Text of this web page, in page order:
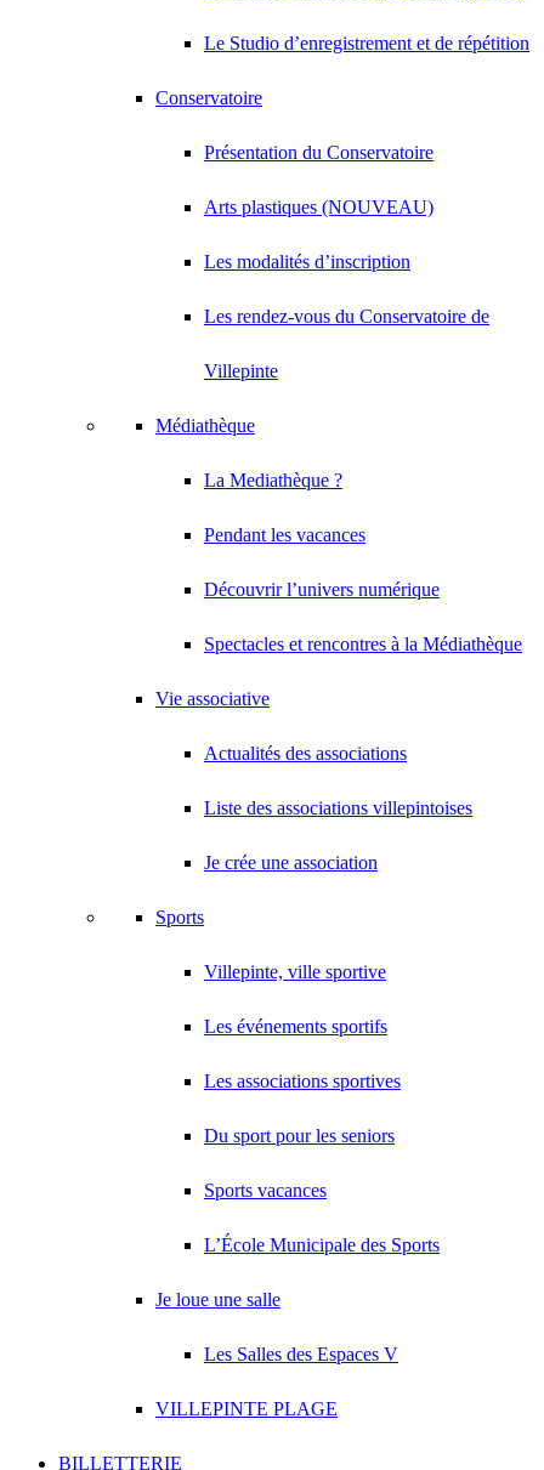
Le Studio d’enregistrement et de répétition
Conservatoire
Présentation du Conservatoire
Arts plastiques (NOUVEAU)
Les modalités d’inscription
Les rendez-vous du Conservatoire de
Villepinte
Médiathèque
La Mediathèque ?
Pendant les vacances
Découvrir l’univers numérique
Spectacles et rencontres à la Médiathèque
Vie associative
Actualités des associations
Liste des associations villepintoises
Je crée une association
Sports
Villepinte, ville sportive
Les événements sportifs
Les associations sportives
Du sport pour les seniors
Sports vacances
L’École Municipale des Sports
Je loue une salle
Les Salles des Espaces V
VILLEPINTE PLAGE
BILLETTERIE